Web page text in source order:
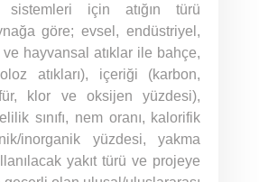
sistemleri için atığın türü
göre; evsel, endüstriyel,
ve hayvansal atıklar ile bahçe,
atıkları), içeriği (karbon,
klor ve oksijen yüzdesi),
sınıfı, nem oranı, kalorifik
inorganik yüzdesi, yakma
yakıt türü ve projeye